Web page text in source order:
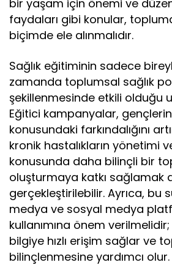
bir yaşam için önemi ve
faydaları gibi konular,
biçimde ele alınmalıdır.
Sağlık eğitiminin sadece
zamanda toplumsal sağlık
şekillenmesinde etkili olduğu
Eğitici kampanyalar,
konusundaki farkındalığını
kronik hastalıkların yönetimi
konusunda daha bilinçli bir
oluşturmaya katkı sağlamak
gerçekleştirilebilir. Ayrıca, bu
medya ve sosyal medya
kullanımına önem
bilgiye hızlı erişim sağlar ve
bilinçlenmesine yardımcı olur.